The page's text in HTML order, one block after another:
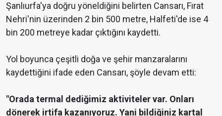
Şanlıurfa'ya doğru yöneldiğini belirten Cansarı, Fırat
Nehri'nin üzerinden 2 bin 500 metre, Halfeti'de ise 4
bin 200 metreye kadar çıktığını kaydetti.
Yol boyunca çeşitli doğa ve şehir manzaralarını
kaydettiğini ifade eden Cansarı, şöyle devam etti:
"Orada termal dediğimiz aktiviteler var. Onları
dönerek irtifa kazanıyoruz. Yani bildiğiniz kartal